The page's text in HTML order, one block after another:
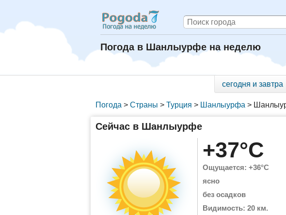
Погода в Шанлыурфе на неделю
сегодня и завтра
Погода > Страны > Турция > Шанлыурфа >
Сейчас в Шанлыурфе
+37°C
Ощущается: +36°C
ясно
без осадков
Видимость: 20 км.